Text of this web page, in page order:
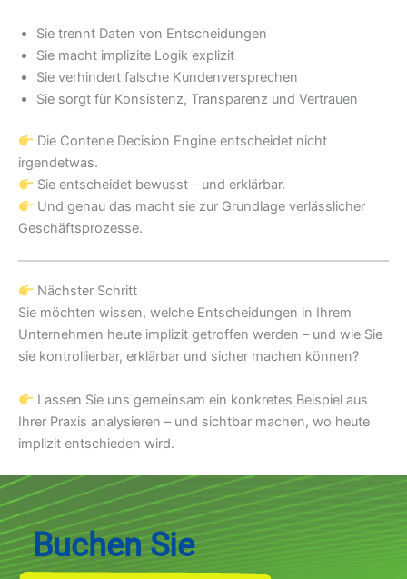
Sie trennt Daten von Entscheidungen
Sie macht implizite Logik explizit
Sie verhindert falsche Kundenversprechen
Sie sorgt für Konsistenz, Transparenz und Vertrauen
Die Contene Decision Engine entscheidet nicht
irgendetwas.
Sie entscheidet bewusst – und erklärbar.
Und genau das macht sie zur Grundlage verlässlicher
Geschäftsprozesse.
Nächster Schritt
Sie möchten wissen, welche Entscheidungen in Ihrem
Unternehmen heute implizit getroffen werden – und wie Sie
sie kontrollierbar, erklärbar und sicher machen können?
Lassen Sie uns gemeinsam ein konkretes Beispiel aus
Ihrer Praxis analysieren – und sichtbar machen, wo heute
implizit entschieden wird.
BuchenSie